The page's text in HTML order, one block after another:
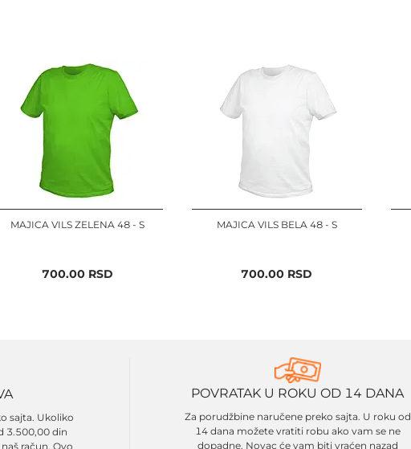
MAJICA VILS ZELENA 48 - S
700.00 RSD
MAJICA VILS BELA 48 - S
700.00 RSD
sajta. Ukoliko
3.500,00 din
račun. Ovo
POVRATAK U ROKU OD 14 DANA
Za porudžbine naručene preko sajta. U roku od
14 dana možete vratiti robu ako vam se ne
dopadne. Novac će vam biti vraćen nazad